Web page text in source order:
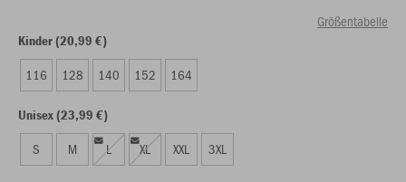
Größentabelle
Kinder (20,99 €)
116 128 140 152 164
Unisex (23,99 €)
S M L XL XXL 3XL